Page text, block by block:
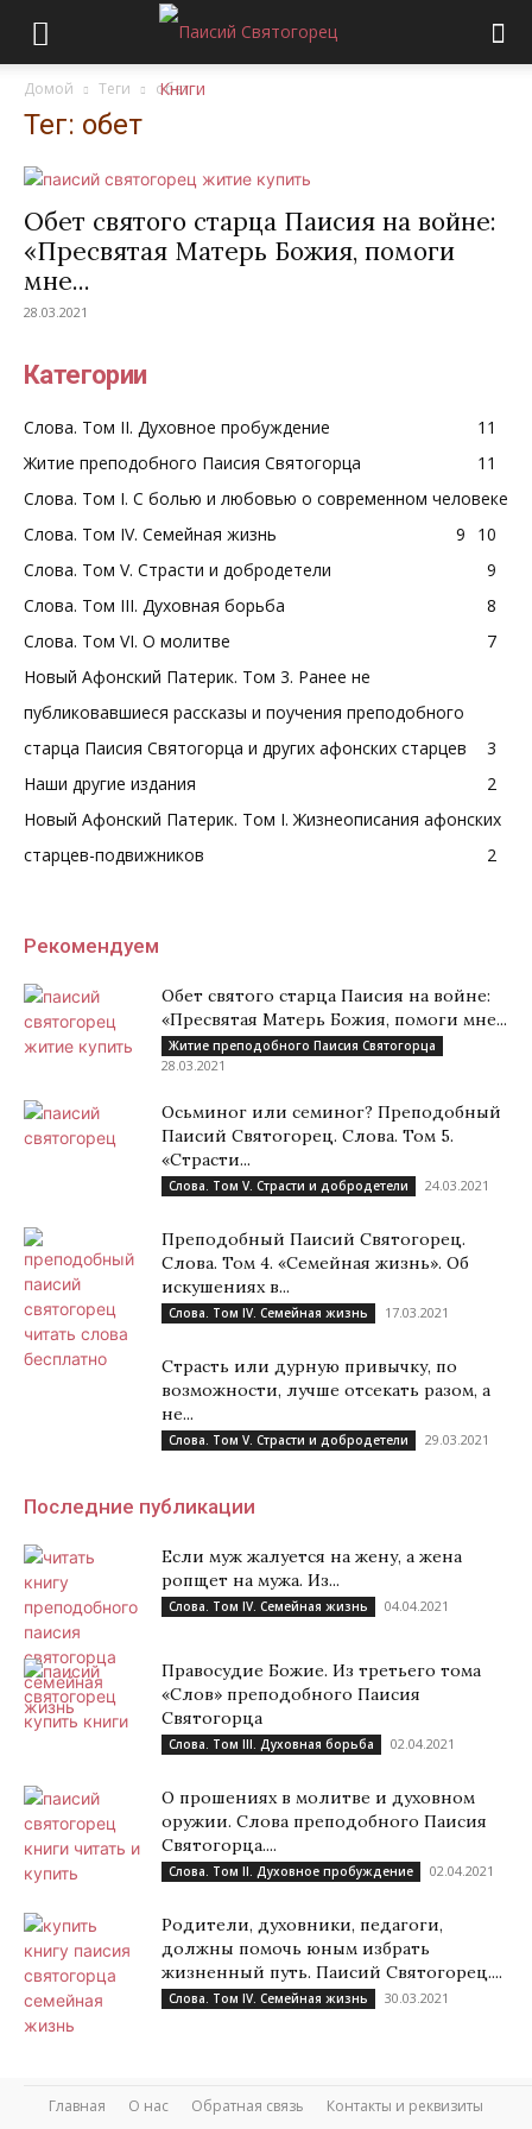
Домой Теги обет
Тег: обет
Обет святого старца Паисия на войне:
«Пресвятая Матерь Божия, помоги
мне...
28.03.2021
Категории
Слова. Том II. Духовное пробуждение
11
Житие преподобного Паисия Святогорца
11
Слова. Том I. С болью и любовью о современном человеке
10
Слова. Том IV. Семейная жизнь
9
Слова. Том V. Страсти и добродетели
9
Слова. Том III. Духовная борьба
8
Слова. Том VI. О молитве
7
Новый Афонский Патерик. Том 3. Ранее не
публиковавшиеся рассказы и поучения преподобного
старца Паисия Святогорца и других афонских старцев
3
Наши другие издания
2
Новый Афонский Патерик. Том I. Жизнеописания афонских
старцев-подвижников
2
Рекомендуем
Обет святого старца Паисия на войне:
«Пресвятая Матерь Божия, помоги мне...
Житие преподобного Паисия Святогорца
28.03.2021
Осьминог или семиног? Преподобный
Паисий Святогорец. Слова. Том 5.
«Страсти...
Слова. Том V. Страсти и добродетели 24.03.2021
Преподобный Паисий Святогорец.
Слова. Том 4. «Семейная жизнь». Об
искушениях в...
Слова. Том IV. Семейная жизнь 17.03.2021
Страсть или дурную привычку, по
возможности, лучше отсекать разом, а
не...
Слова. Том V. Страсти и добродетели 29.03.2021
Последние публикации
Если муж жалуется на жену, а жена
ропщет на мужа. Из...
Слова. Том IV. Семейная жизнь 04.04.2021
Правосудие Божие. Из третьего тома
«Слов» преподобного Паисия
Святогорца
Слова. Том III. Духовная борьба 02.04.2021
О прошениях в молитве и духовном
оружии. Слова преподобного Паисия
Святогорца....
Слова. Том II. Духовное пробуждение 02.04.2021
Родители, духовники, педагоги,
должны помочь юным избрать
жизненный путь. Паисий Святогорец....
Слова. Том IV. Семейная жизнь 30.03.2021
Главная О нас Обратная связь Контакты и реквизиты